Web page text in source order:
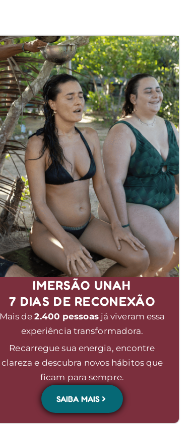
IMERSÃO UNAH
7 DIAS DE RECONEXÃO
Mais de2.400 pessoasjá viveram essa
experiência transformadora.
Recarregue sua energia, encontre
clareza e descubra novos hábitos que
ficam para sempre.
SAIBA MAIS